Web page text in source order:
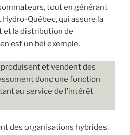
tout en générant
Hydro-Québec, qui assure la
et la distribution de
est un bel exemple.
et vendent des
donc une fonction
au service de l’intérêt
des organisations hybrides.